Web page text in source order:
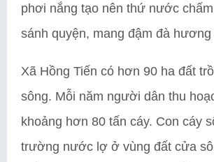
phơi nắng tạo nên thứ nước
sánh quyện, mang đậm đà hương
Xã Hồng Tiến có hơn 90 ha đất
sông. Mỗi năm người dân thu
khoảng hơn 80 tấn cáy. Con cáy
trường nước lợ ở vùng đất cửa